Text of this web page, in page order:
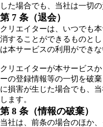
した場合でも、当社は一切
第 7 条（退会）
クリエイターは、いつでも
消することができるものと
は本サービスの利用ができな
クリエイターが本サービス
ーの登録情報等の一切を破
に損害が生じた場合でも、
します。
第 8 条（情報の破棄）
当社は、前条の場合のほか